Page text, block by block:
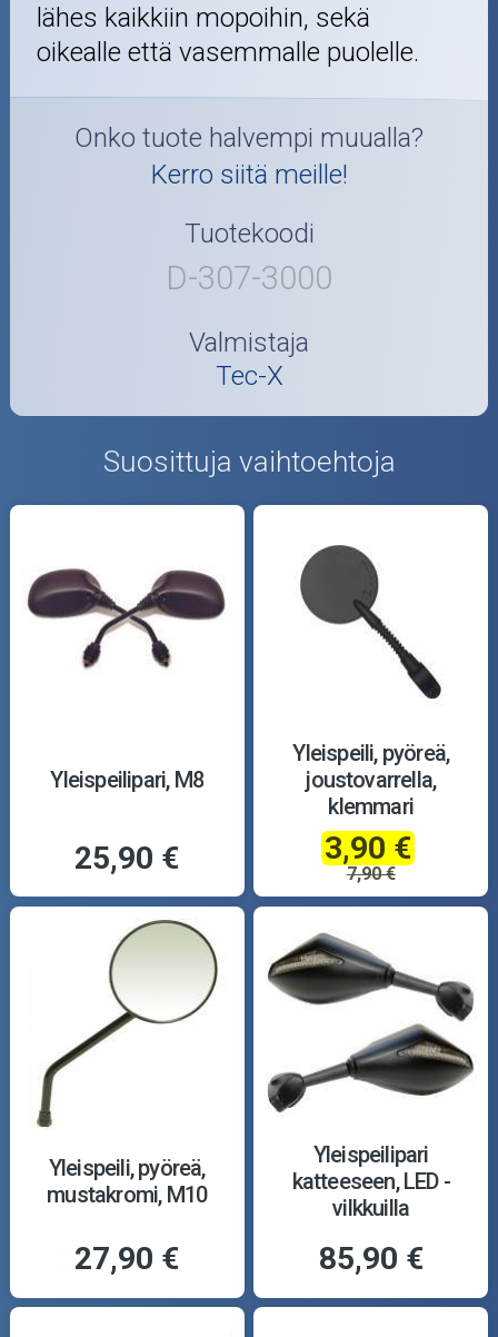
lähes kaikkiin mopoihin, sekä
oikealle että vasemmalle puolelle.
Onko tuote halvempi muualla?
Kerro siitä meille!
Tuotekoodi
D-307-3000
Valmistaja
Tec-X
Suosittuja vaihtoehtoja
Yleispeilipari, M8
25,90 €
Yleispeili, pyöreä,
joustovarrella,
klemmari
3,90 €
7,90 €
Yleispeili, pyöreä,
mustakromi, M10
27,90 €
Yleispeilipari
katteeseen, LED -
vilkkuilla
85,90 €